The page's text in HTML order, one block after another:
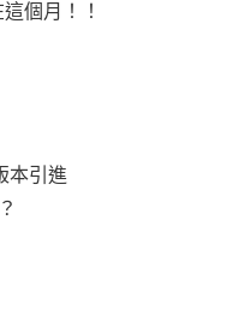
個月！！
本引進